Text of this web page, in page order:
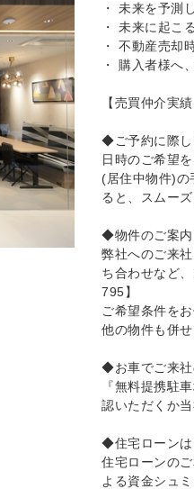
・ 未来を予測
・ 未来に起こ
・ 不動産売却
・ 購入者様へ
【売買仲介実
◆ご予約に際
日時のご希望
(居住中物件)の
ると、スムー
◆物件のご案
弊社へのご来
ち合わせなど
795】
ご希望条件を
他の物件も併
◆お車でご来
『無料提携駐
認いただくか
◆住宅ローン
住宅ローンの
よる資金シュ